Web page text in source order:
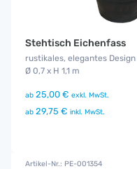
Stehtisch Eichenfass
rustikales, elegantes Design
Ø 0,7 x H 1,1 m
ab 25,00 € exkl. MwSt.
ab 29,75 € inkl. MwSt.
Artikel-Nr.: PE-001354